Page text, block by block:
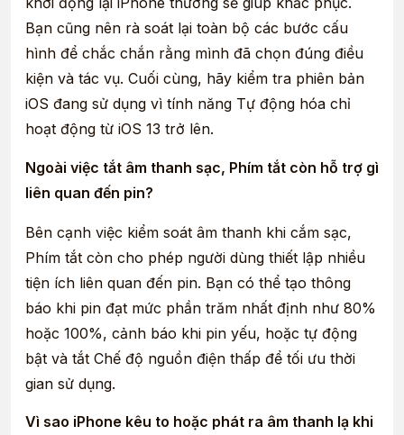
Bạn cũng nên rà soát lại toàn bộ các bước cấu
hình để chắc chắn rằng mình đã chọn đúng điều
kiện và tác vụ. Cuối cùng, hãy kiểm tra phiên bản
iOS đang sử dụng vì tính năng Tự động hóa chỉ
hoạt động từ iOS 13 trở lên.
Ngoài việc tắt âm thanh sạc, Phím tắt còn hỗ trợ gì
liên quan đến pin?
Bên cạnh việc kiểm soát âm thanh khi cắm sạc,
Phím tắt còn cho phép người dùng thiết lập nhiều
tiện ích liên quan đến pin. Bạn có thể tạo thông
báo khi pin đạt mức phần trăm nhất định như 80%
hoặc 100%, cảnh báo khi pin yếu, hoặc tự động
bật và tắt Chế độ nguồn điện thấp để tối ưu thời
gian sử dụng.
Vì sao iPhone kêu to hoặc phát ra âm thanh lạ khi